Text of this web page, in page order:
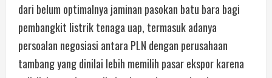
dari belum optimalnya jaminan pasokan batu bara bagi
pembangkit listrik tenaga uap, termasuk adanya
persoalan negosiasi antara PLN dengan perusahaan
tambang yang dinilai lebih memilih pasar ekspor karena